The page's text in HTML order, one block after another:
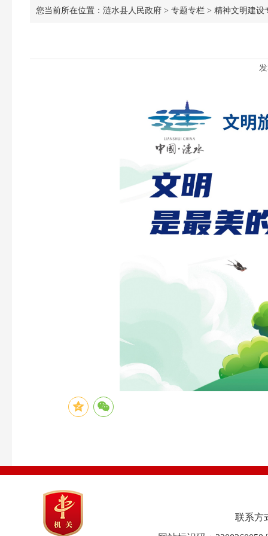
您当前所在位置： 涟水县人民政府 > 专题专栏 > 精神文明建设
联系方式